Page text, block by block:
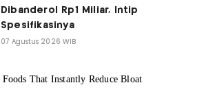
Dibanderol Rp1 Miliar, Intip
Spesifikasinya
07 Agustus 2026 WIB